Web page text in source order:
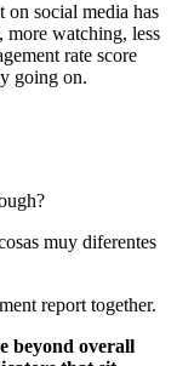
on social media has
watching, less
rate score
going on.
muy diferentes
report together.
beyond overall